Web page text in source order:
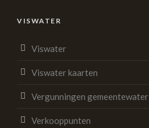
VISWATER
Viswater
Viswater kaarten
Vergunningen gemeentewater
Verkooppunten